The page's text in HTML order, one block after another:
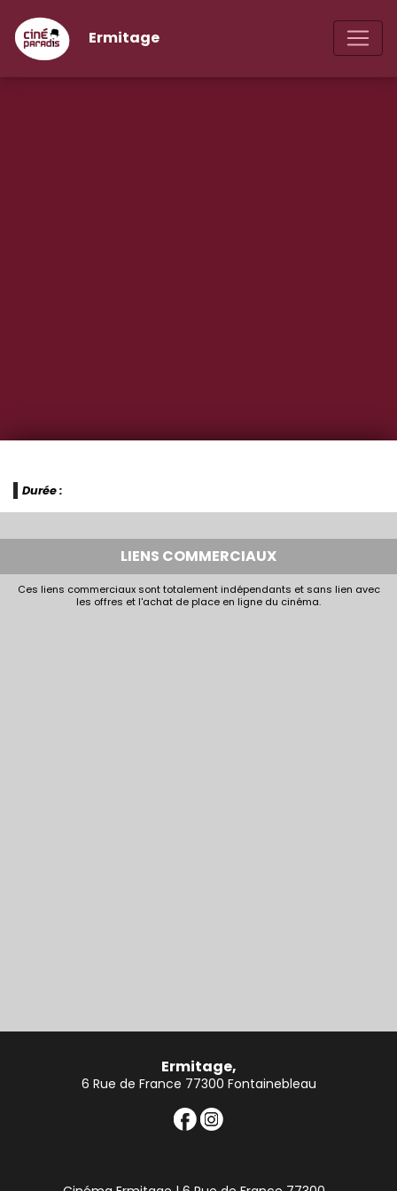
Ermitage
Durée :
LIENS COMMERCIAUX
Ces liens commerciaux sont totalement indépendants et sans lien avec
les offres et l'achat de place en ligne du cinéma.
Ermitage,
6 Rue de France 77300 Fontainebleau